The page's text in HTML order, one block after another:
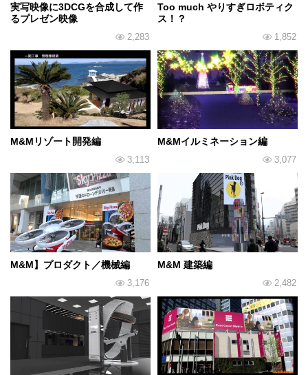
実写映像に3DCGを合成して作
るプレゼン映像
2,283
Too much やりすぎロボティク
ス！？
1,852
M&Mリゾート開発編
3,113
M&Mイルミネーション編
3,077
M&M】プロダクト／機械編
3,176
M&M 建築編
2,482